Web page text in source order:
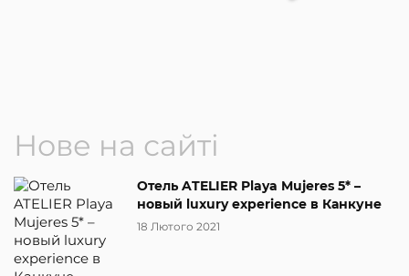
Нове на сайті
Отель ATELIER Playa Mujeres 5* –
новый luxury experience в Канкуне
18 Лютого 2021